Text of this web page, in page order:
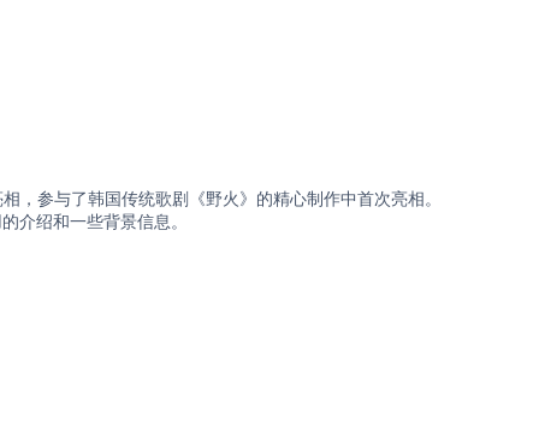
参与了韩国传统歌剧《野火》的精心制作中首次亮相。
介绍和一些背景信息。